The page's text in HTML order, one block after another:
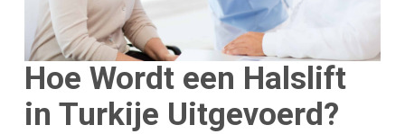
Hoe Wordt een Halslift
in Turkije Uitgevoerd?